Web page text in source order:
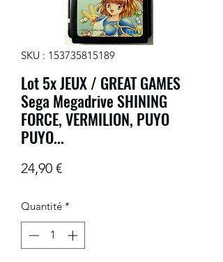
SKU : 153735815189
Lot 5x JEUX / GREAT GAMES
Sega Megadrive SHINING
FORCE, VERMILION, PUYO
PUYO...
24,90 €Prix
Quantité *